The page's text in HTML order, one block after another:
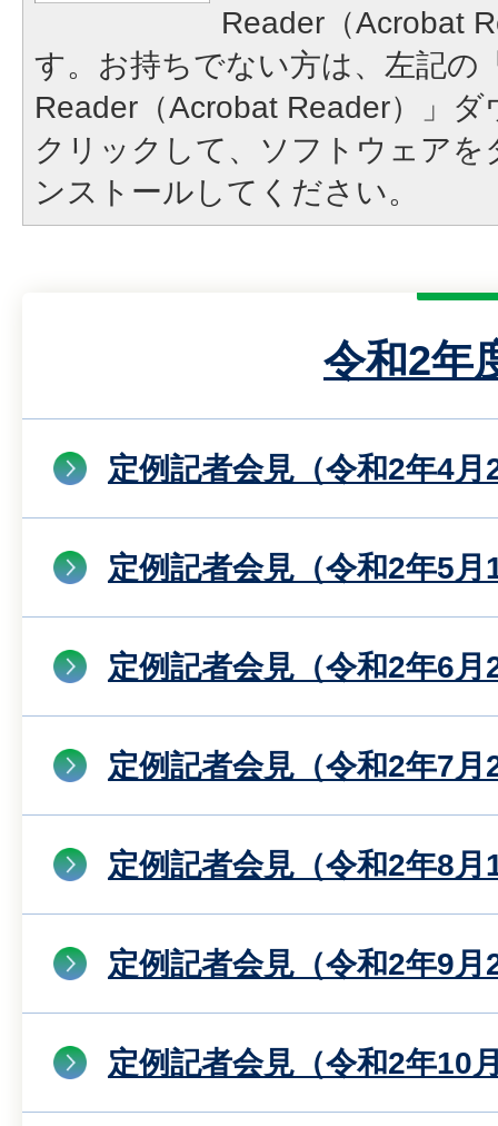
Reader（Acrobat
す。お持ちでない方は、左記の
Reader（Acrobat Reader）」
クリックして、ソフトウェア
ンストールしてください。
令和2年
定例記者会見（令和2年4月
定例記者会見（令和2年5月
定例記者会見（令和2年6月
定例記者会見（令和2年7月
定例記者会見（令和2年8月
定例記者会見（令和2年9月
定例記者会見（令和2年10